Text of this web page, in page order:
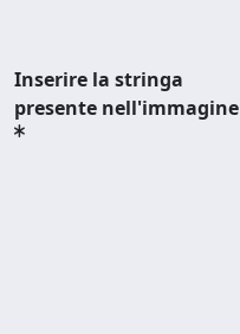
Inserire la stringa
presente nell'immagine